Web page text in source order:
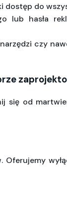
dostęp do
lub hasła
czy
się od